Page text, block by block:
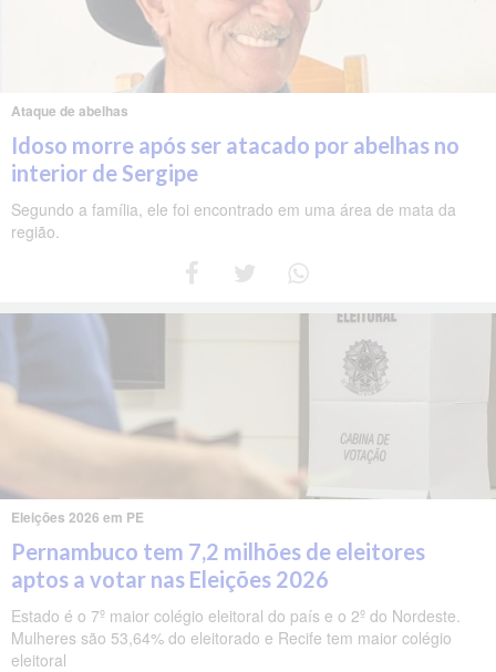
Ataque de abelhas
Idoso morre após ser atacado por abelhas no
interior de Sergipe
Segundo a família, ele foi encontrado em uma área de mata da
região.
Eleições 2026 em PE
Pernambuco tem 7,2 milhões de eleitores
aptos a votar nas Eleições 2026
Estado é o 7º maior colégio eleitoral do país e o 2º do Nordeste.
Mulheres são 53,64% do eleitorado e Recife tem maior colégio
eleitoral